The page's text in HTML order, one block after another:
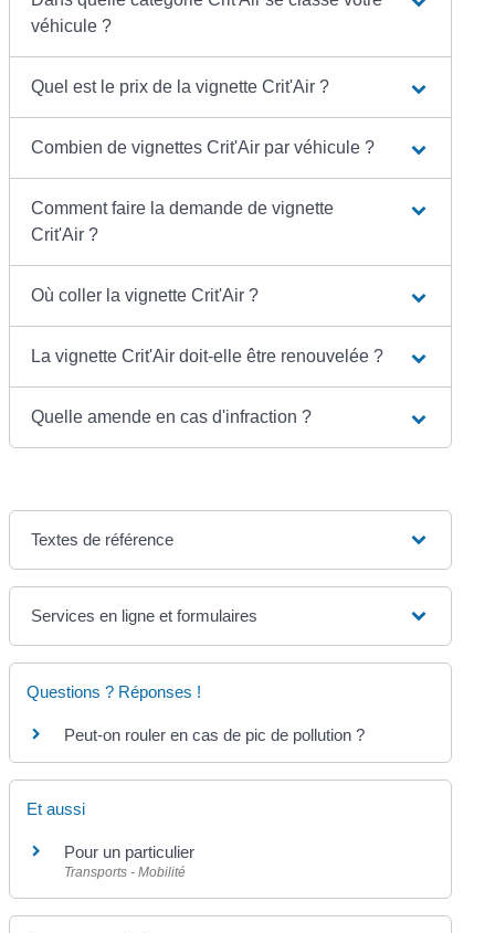
véhicule ?
Quel est le prix de la vignette Crit'Air ?
Combien de vignettes Crit'Air par véhicule ?
Comment faire la demande de vignette
Crit'Air ?
Où coller la vignette Crit'Air ?
La vignette Crit'Air doit-elle être renouvelée ?
Quelle amende en cas d'infraction ?
Textes de référence
Services en ligne et formulaires
Questions ? Réponses !
Peut-on rouler en cas de pic de pollution ?
Et aussi
Pour un particulier
Transports - Mobilité